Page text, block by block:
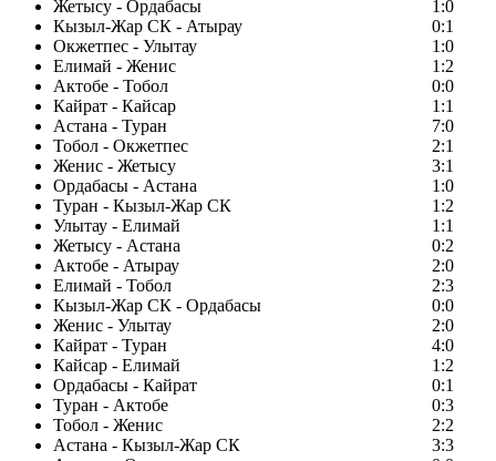
Жетысу - Ордабасы
1:0
Кызыл-Жар СК - Атырау
0:1
Окжетпес - Улытау
1:0
Елимай - Женис
1:2
Актобе - Тобол
0:0
Кайрат - Кайсар
1:1
Астана - Туран
7:0
Тобол - Окжетпес
2:1
Женис - Жетысу
3:1
Ордабасы - Астана
1:0
Туран - Кызыл-Жар СК
1:2
Улытау - Елимай
1:1
Жетысу - Астана
0:2
Актобе - Атырау
2:0
Елимай - Тобол
2:3
Кызыл-Жар СК - Ордабасы
0:0
Женис - Улытау
2:0
Кайрат - Туран
4:0
Кайсар - Елимай
1:2
Ордабасы - Кайрат
0:1
Туран - Актобе
0:3
Тобол - Женис
2:2
Астана - Кызыл-Жар СК
3:3